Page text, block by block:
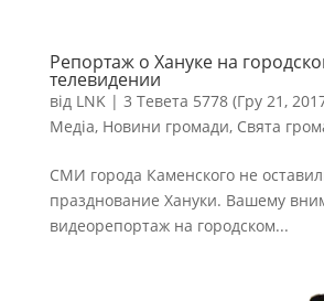
Репортаж о Хануке на
телевидении
від LNK| 3 Тевета 5778 (Гру 21,
Медіа, Новини громади, Свята
СМИ города Каменского не
празднование Хануки. Вашему
видеорепортаж на городском...